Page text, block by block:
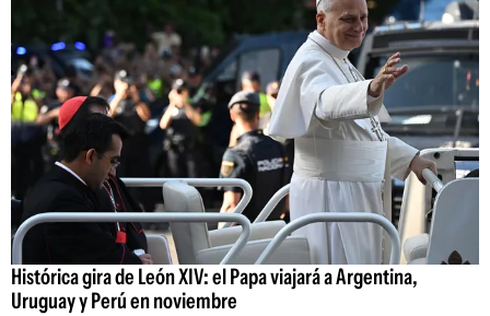
Histórica gira de León XIV: el Papa viajará a Argentina,
Uruguay y Perú en noviembre